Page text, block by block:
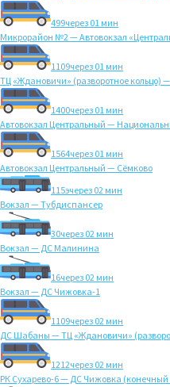
499через 01 мин
Микрорайон №2 — Автовокзал
1109через 01 мин
ТЦ «Ждановичи» (разворотное
1400через 01 мин
Автовокзал Центральный —
1564через 01 мин
Автовокзал Центральный — Сёмково
115эчерез 02 мин
Вокзал — Тубдиспансер
30через 02 мин
Вокзал — ДС Малинина
16через 02 мин
Вокзал — ДС Чижовка-1
1109через 02 мин
ДС Шабаны — ТЦ «Ждановичи»
1212через 02 мин
РК Сухарево-6 — ДС Чижовка (конечный